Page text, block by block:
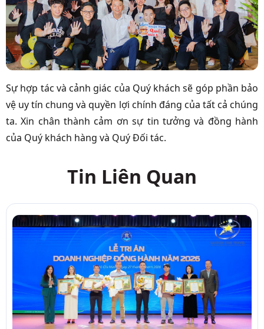
Sự hợp tác và cảnh giác của Quý khách sẽ góp phần bảo
vệ uy tín chung và quyền lợi chính đáng của tất cả chúng
ta. Xin chân thành cảm ơn sự tin tưởng và đồng hành
của Quý khách hàng và Quý Đối tác.
Tin Liên Quan